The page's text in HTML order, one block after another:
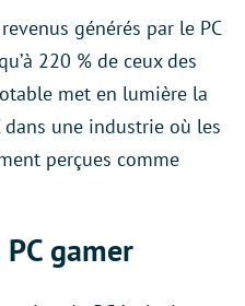
générés par le PC
220 % de ceux des
met en lumière la
dans une industrie où les
perçues comme
gamer